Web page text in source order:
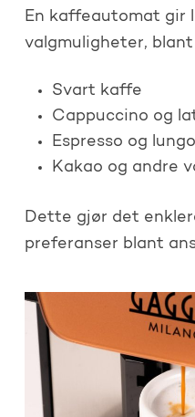
En kaffeautomat gir
valgmuligheter,
Svart kaffe
Cappuccino og
Espresso og lungo
Kakao og andre
Dette gjør det
preferanser blant